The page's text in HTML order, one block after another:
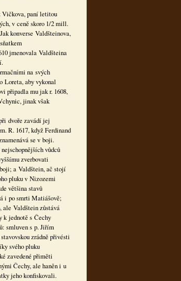
Vičkova, paní letitou
v ceně skoro 1/2 mill.
konverse Valdšteinova,
jmenovala Valdšteina
na svých
Loreta, aby vykonal
připadla mu jak r. 1608,
jinak však
dvoře zavádí jej
R. 1617, když Ferdinand
se v boji.
vůdců
zverbovati
a Valdštein, ač stojí
pluku v Nizozemi
většina stavů
i po smrti Matiášově;
ale Valdštein zůstává
k jednotě s Čechy
smluven s p. Jiřím
zrádně přivésti
svého pluku
zavedené přiměti
Čechy, ale haněn i u
jeho konfiskovali.